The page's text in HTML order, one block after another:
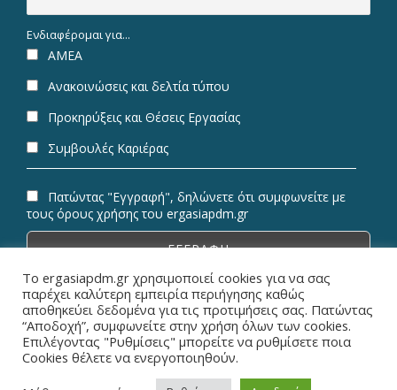
Ενδιαφέρομαι για...
ΑΜΕΑ
Ανακοινώσεις και δελτία τύπου
Προκηρύξεις και Θέσεις Εργασίας
Συμβουλές Καριέρας
Πατώντας "Εγγραφή", δηλώνετε ότι συμφωνείτε με
τους όρους χρήσης του ergasiapdm.gr
© Copyright 2026 ErgasiaPDM | All Rights Reserved.
Designed & Powered byMetaminds Innovations
Το ergasiapdm.gr χρησιμοποιεί cookies για να σας
παρέχει καλύτερη εμπειρία περιήγησης καθώς
αποθηκεύει δεδομένα για τις προτιμήσεις σας. Πατώντας
“Αποδοχή”, συμφωνείτε στην χρήση όλων των cookies.
Επιλέγοντας "Ρυθμίσεις" μπορείτε να ρυθμίσετε ποια
Cookies θέλετε να ενεργοποιηθούν.